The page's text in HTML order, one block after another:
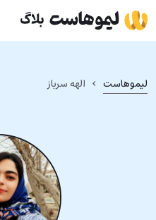
Skip
to
content
لیموهاست › الهه سرباز